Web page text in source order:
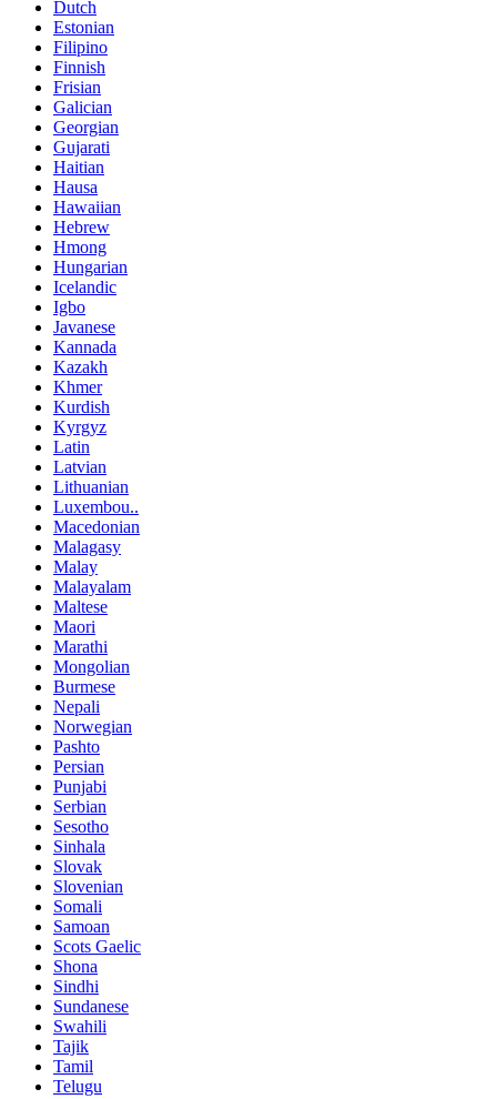
Dutch
Estonian
Filipino
Finnish
Frisian
Galician
Georgian
Gujarati
Haitian
Hausa
Hawaiian
Hebrew
Hmong
Hungarian
Icelandic
Igbo
Javanese
Kannada
Kazakh
Khmer
Kurdish
Kyrgyz
Latin
Latvian
Lithuanian
Luxembou..
Macedonian
Malagasy
Malay
Malayalam
Maltese
Maori
Marathi
Mongolian
Burmese
Nepali
Norwegian
Pashto
Persian
Punjabi
Serbian
Sesotho
Sinhala
Slovak
Slovenian
Somali
Samoan
Scots Gaelic
Shona
Sindhi
Sundanese
Swahili
Tajik
Tamil
Telugu